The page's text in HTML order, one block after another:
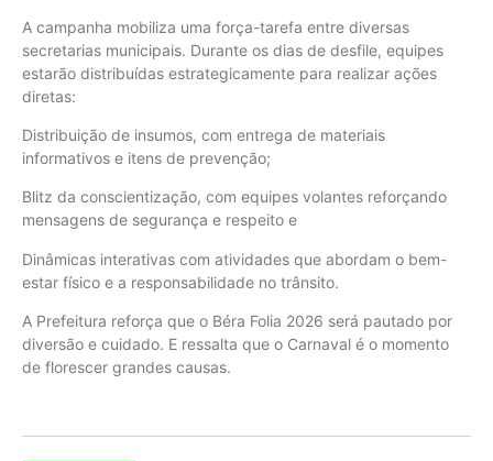
A campanha mobiliza uma força-tarefa entre diversas
secretarias municipais. Durante os dias de desfile, equipes
estarão distribuídas estrategicamente para realizar ações
diretas:
Distribuição de insumos, com entrega de materiais
informativos e itens de prevenção;
Blitz da conscientização, com equipes volantes reforçando
mensagens de segurança e respeito e
Dinâmicas interativas com atividades que abordam o bem-
estar físico e a responsabilidade no trânsito.
A Prefeitura reforça que o Béra Folia 2026 será pautado por
diversão e cuidado. E ressalta que o Carnaval é o momento
de florescer grandes causas.